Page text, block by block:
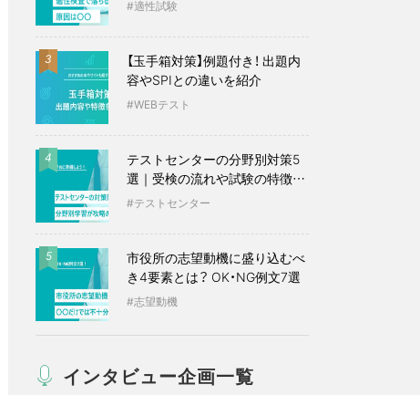
適性試験
3
【玉手箱対策】例題付き！ 出題内
容やSPIとの違いを紹介
WEBテスト
4
テストセンターの分野別対策5
選｜受検の流れや試験の特徴も
紹介
テストセンター
5
市役所の志望動機に盛り込むべ
き4要素とは？ OK・NG例文7選
志望動機
インタビュー企画一覧